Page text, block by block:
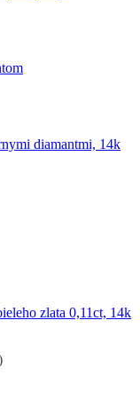
diamantmi, 14k
zlata 0,11ct, 14k